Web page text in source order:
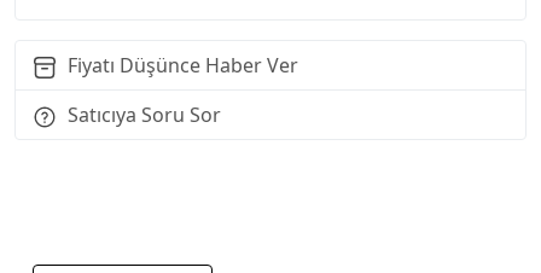
Fiyatı Düşünce Haber Ver
Satıcıya Soru Sor